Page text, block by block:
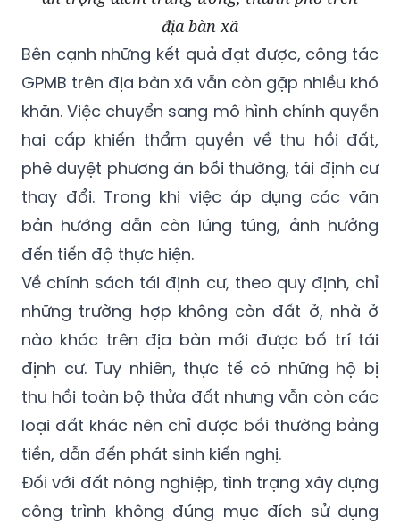
địa bàn xã
Bên cạnh những kết quả đạt được, công tác
GPMB trên địa bàn xã vẫn còn gặp nhiều khó
khăn. Việc chuyển sang mô hình chính quyền
hai cấp khiến thẩm quyền về thu hồi đất,
phê duyệt phương án bồi thường, tái định cư
thay đổi. Trong khi việc áp dụng các văn
bản hướng dẫn còn lúng túng, ảnh hưởng
đến tiến độ thực hiện.
Về chính sách tái định cư, theo quy định, chỉ
những trường hợp không còn đất ở, nhà ở
nào khác trên địa bàn mới được bố trí tái
định cư. Tuy nhiên, thực tế có những hộ bị
thu hồi toàn bộ thửa đất nhưng vẫn còn các
loại đất khác nên chỉ được bồi thường bằng
tiền, dẫn đến phát sinh kiến nghị.
Đối với đất nông nghiệp, tình trạng xây dựng
công trình không đúng mục đích sử dụng